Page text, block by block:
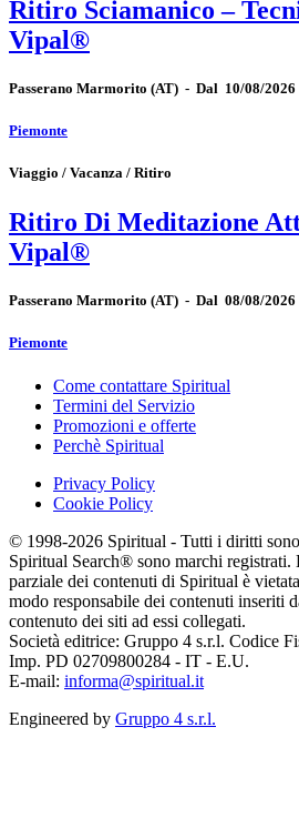
Ritiro Sciamanico –
Vipal®
Passerano Marmorito (AT) - Dal 10/08/
Piemonte
Viaggio / Vacanza / Ritiro
Ritiro Di Meditazione
Vipal®
Passerano Marmorito (AT) - Dal 08/08/
Piemonte
Come contattare Spiritual
Termini del Servizio
Promozioni e offerte
Perchè Spiritual
Privacy Policy
Cookie Policy
© 1998-2026 Spiritual - Tutti i diritti
Spiritual Search® sono marchi registrati.
parziale dei contenuti di Spiritual è
modo responsabile dei contenuti inseriti
contenuto dei siti ad essi collegati.
Società editrice: Gruppo 4 s.r.l. Codice
Imp. PD 02709800284 - IT - E.U.
E-mail: informa@spiritual.it
Engineered by Gruppo 4 s.r.l.